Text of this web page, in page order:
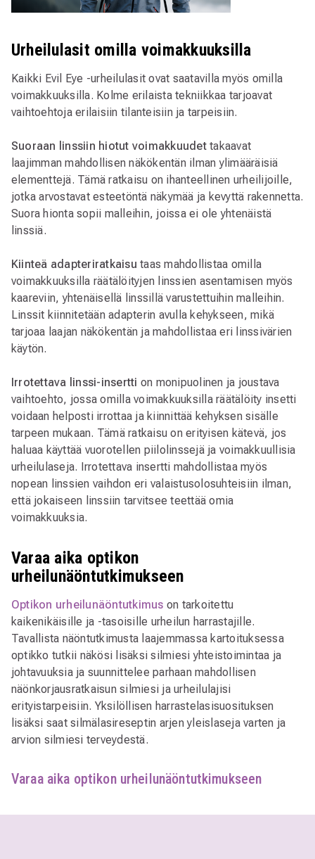
Urheilulasit omilla voimakkuuksilla
Kaikki Evil Eye -urheilulasit ovat saatavilla myös omilla
voimakkuuksilla. Kolme erilaista tekniikkaa tarjoavat
vaihtoehtoja erilaisiin tilanteisiin ja tarpeisiin.
Suoraan linssiin hiotut voimakkuudet takaavat
laajimman mahdollisen näkökentän ilman ylimääräisiä
elementtejä. Tämä ratkaisu on ihanteellinen urheilijoille,
jotka arvostavat esteetöntä näkymää ja kevyttä rakennetta.
Suora hionta sopii malleihin, joissa ei ole yhtenäistä
linssiä.
Kiinteä adapteriratkaisu taas mahdollistaa omilla
voimakkuuksilla räätälöityjen linssien asentamisen myös
kaareviin, yhtenäisellä linssillä varustettuihin malleihin.
Linssit kiinnitetään adapterin avulla kehykseen, mikä
tarjoaa laajan näkökentän ja mahdollistaa eri linssivärien
käytön.
Irrotettava linssi-insertti on monipuolinen ja joustava
vaihtoehto, jossa omilla voimakkuuksilla räätälöity insetti
voidaan helposti irrottaa ja kiinnittää kehyksen sisälle
tarpeen mukaan. Tämä ratkaisu on erityisen kätevä, jos
haluaa käyttää vuorotellen piilolinssejä ja voimakkuullisia
urheilulaseja. Irrotettava insertti mahdollistaa myös
nopean linssien vaihdon eri valaistusolosuhteisiin ilman,
että jokaiseen linssiin tarvitsee teettää omia
voimakkuuksia.
Varaa aika optikon
urheilunäöntutkimukseen
Optikon urheilunäöntutkimus on tarkoitettu
kaikenikäisille ja -tasoisille urheilun harrastajille.
Tavallista näöntutkimusta laajemmassa kartoituksessa
optikko tutkii näkösi lisäksi silmiesi yhteistoimintaa ja
johtavuuksia ja suunnittelee parhaan mahdollisen
näönkorjausratkaisun silmiesi ja urheilulajisi
erityistarpeisiin. Yksilöllisen harrastelasisuosituksen
lisäksi saat silmälasireseptin arjen yleislaseja varten ja
arvion silmiesi terveydestä.
Varaa aika optikon urheilunäöntutkimukseen